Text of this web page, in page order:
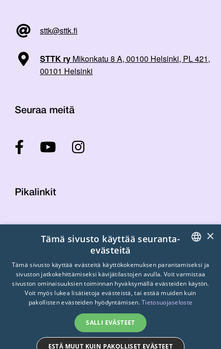
sttk@sttk.fi
STTK ry Mikonkatu 8 A, 00100 Helsinki, PL 421,
00101 Helsinki
Seuraa meitä
Pikalinkit
Laskutustiedot
Tietosuojaseloste
Turvallisemman tilan periaatteet
FINNISH
SWEDISH
×
Tämä sivusto käyttää seuranta-
evästeitä
Tämä sivusto käyttää evästeitä käyttökokemuksen parantamiseksi ja
sivuston jatkokehittämiseksi kävijätilastojen avulla. Voit varmistaa
sivuston ominaisuuksien toiminnan hyväksymällä evästeiden käytön.
Voit myös lukea lisätietoja evästeistä, tai estää muiden kuin
pakollisten evästeiden hyödyntämisen.Tietosuojaseloste
SALLI EVÄSTEET
ESTÄ MUUT KUIN PAKOLLISET EVÄSTEET